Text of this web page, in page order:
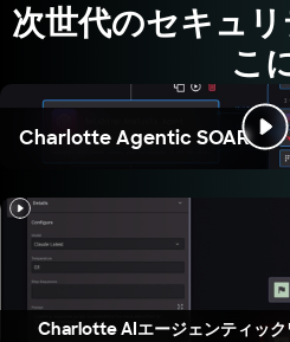
次世代のセキュ
こ
Charlotte Agentic SOAR
Charlotte AIエージェンティック